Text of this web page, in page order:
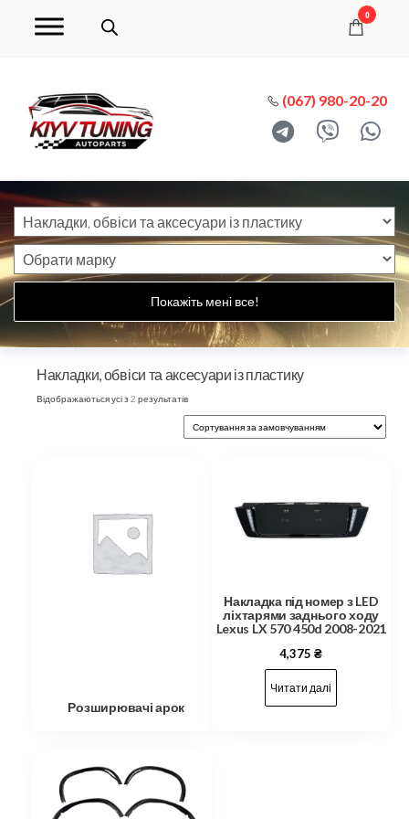
0
(067) 980-20-20
Покажіть мені все!
Накладки, обвіси та аксесуари із пластику
Відображаються усі з 2 результатів
Розширювачі арок
Накладка під номер з LED
ліхтарями заднього ходу
Lexus LX 570 450d 2008-2021
4,375₴
Читати далі